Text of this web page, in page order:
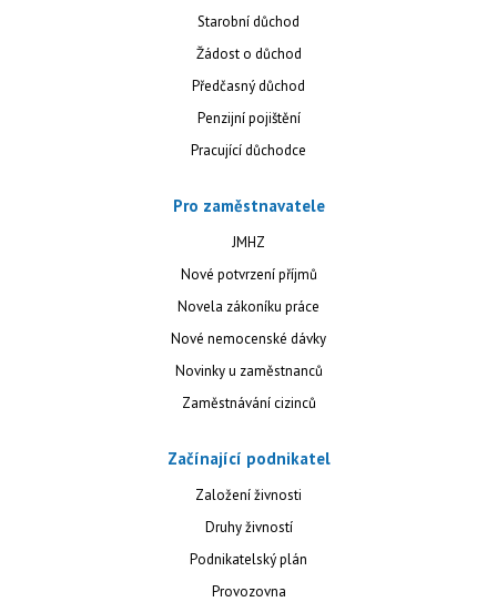
Starobní důchod
Žádost o důchod
Předčasný důchod
Penzijní pojištění
Pracující důchodce
Pro zaměstnavatele
JMHZ
Nové potvrzení příjmů
Novela zákoníku práce
Nové nemocenské dávky
Novinky u zaměstnanců
Zaměstnávání cizinců
Začínající podnikatel
Založení živnosti
Druhy živností
Podnikatelský plán
Provozovna